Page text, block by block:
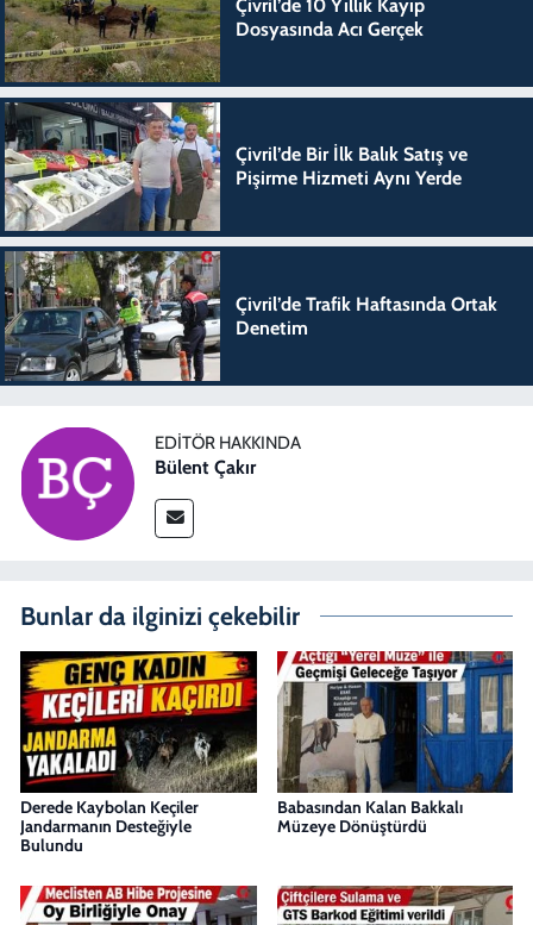
Çivril’de 10 Yıllık Kayıp
Dosyasında Acı Gerçek
Çivril’de Bir İlk Balık Satış ve
Pişirme Hizmeti Aynı Yerde
Çivril’de Trafik Haftasında Ortak
Denetim
EDITÖR HAKKINDA
Bülent Çakır
Bunlar da ilginizi çekebilir
Derede Kaybolan Keçiler
Jandarmanın Desteğiyle
Bulundu
Babasından Kalan Bakkalı
Müzeye Dönüştürdü